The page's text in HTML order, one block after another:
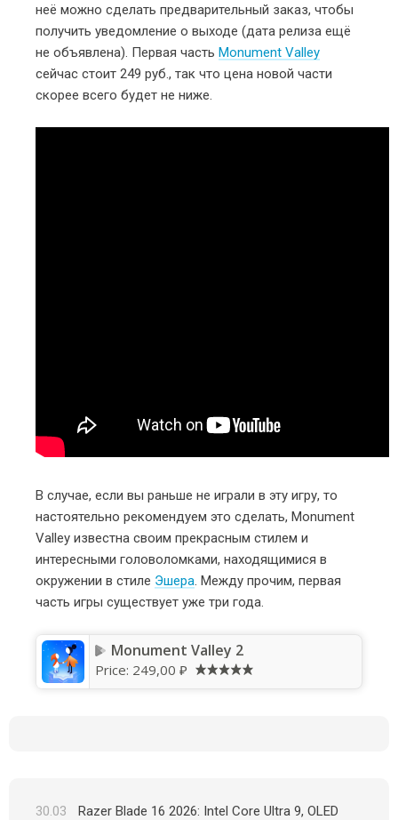
неё можно сделать предварительный заказ, чтобы
получить уведомление о выходе (дата релиза ещё
не объявлена). Первая часть Monument Valley
сейчас стоит 249 руб., так что цена новой части
скорее всего будет не ниже.
В случае, если вы раньше не играли в эту игру, то
настоятельно рекомендуем это сделать, Monument
Valley известна своим прекрасным стилем и
интересными головоломками, находящимися в
окружении в стиле Эшера . Между прочим, первая
часть игры существует уже три года.
Monument Valley 2
Price: 249,00 ₽
30.03
Razer Blade 16 2026: Intel Core Ultra 9, OLED